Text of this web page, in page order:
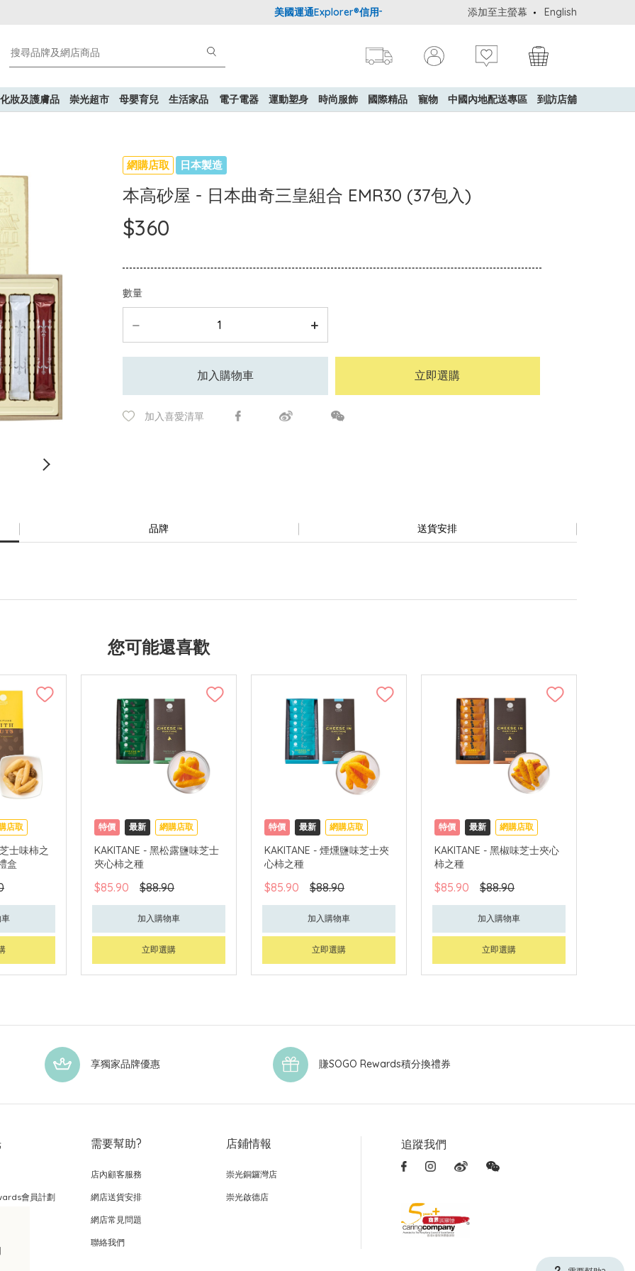
美國運通Explorer®信用卡會員購物禮遇：高達5%簽賬回贈！ 購買一般貨品(冷凍食
添加至主螢幕 English
化妝及護膚品 崇光超市 母嬰育兒 生活家品 電子電器 運動塑身 時尚服飾 國際精品 寵物 中國內地配送專區 到訪店舖
網購店取 日本製造
本高砂屋 - 日本曲奇三皇組合 EMR30 (37包入)
$360
數量
加入購物車 立即選購
加入喜愛清單
品牌 送貨安排
您可能還喜歡
店取
士味柿之
盒
特價 最新 網購店取
KAKITANE - 黑松露鹽味芝士
夾心柿之種
$85.90 $88.90
加入購物車
立即選購
特價 最新 網購店取
KAKITANE - 煙燻鹽味芝士夾
心柿之種
$85.90 $88.90
加入購物車
立即選購
特價 最新 網購店取
KAKITANE - 黑椒味芝士夾心
柿之種
$85.90 $88.90
加入購物車
立即選購
享獨家品牌優惠 賺SOGO Rewards積分換禮券
會員計劃
需要幫助?
店內顧客服務
網店送貨安排
網店常見問題
聯絡我們
店鋪情報
崇光銅鑼灣店
崇光啟德店
追蹤我們